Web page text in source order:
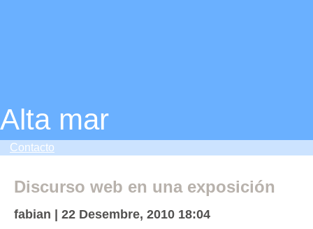
Alta mar
Contacto
Discurso web en una exposición
fabian | 22 Desembre, 2010 18:04